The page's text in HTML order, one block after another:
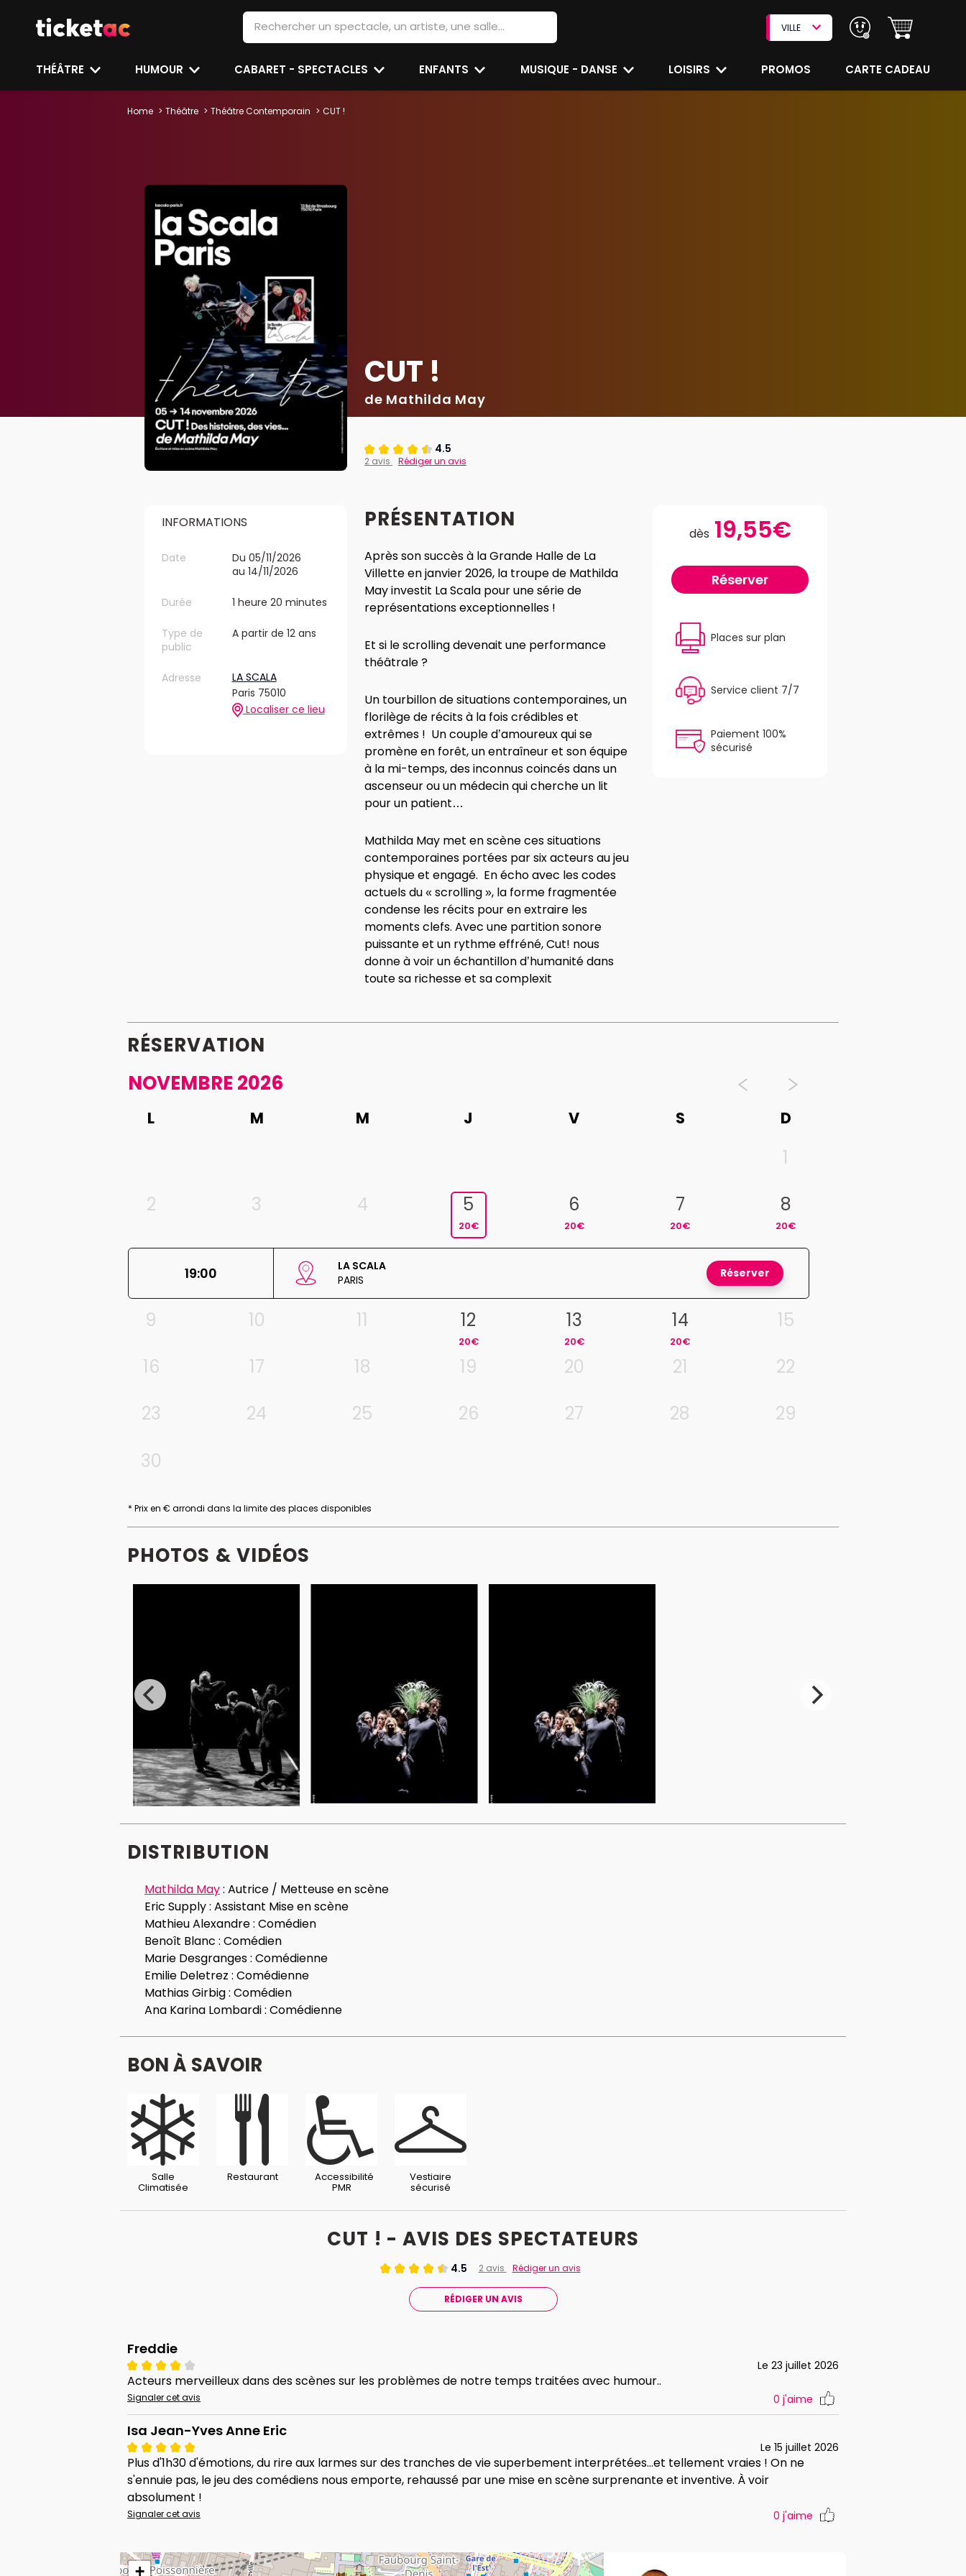
VILLE
THÉÂTRE HUMOUR CABARET - SPECTACLES ENFANTS MUSIQUE - DANSE LOISIRS PROMOS CARTE CADEAU
Home Théâtre Théâtre Contemporain CUT !
CUT !
de Mathilda May
4.5
2 avis Rédiger un avis
INFORMATIONS
Date
Du 05/11/2026
au 14/11/2026
Durée 1 heure 20 minutes
Type de
public
A partir de 12 ans
Adresse
LA SCALA
Paris 75010
Localiser ce lieu
PRÉSENTATION
Après son succès à la Grande Halle de La
Villette en janvier 2026, la troupe de Mathilda
May investit La Scala pour une série de
représentations exceptionnelles !
Et si le scrolling devenait une performance
théâtrale ?
Un tourbillon de situations contemporaines, un
florilège de récits à la fois crédibles et
extrêmes ! Un couple d’amoureux qui se
promène en forêt, un entraîneur et son équipe
à la mi-temps, des inconnus coincés dans un
ascenseur ou un médecin qui cherche un lit
pour un patient…
Mathilda May met en scène ces situations
contemporaines portées par six acteurs au jeu
physique et engagé. En écho avec les codes
actuels du « scrolling », la forme fragmentée
condense les récits pour en extraire les
moments clefs. Avec une partition sonore
puissante et un rythme effréné, Cut! nous
donne à voir un échantillon d’humanité dans
toute sa richesse et sa complexit
dès 19,55€
Réserver
Places sur plan
Service client 7/7
Paiement 100%
sécurisé
RÉSERVATION
NOVEMBRE 2026
L M M J V S D
1
2
3 4 5
20€
6
20€
7
20€
8
20€
19:00
LA SCALA
PARIS
Réserver
9 10 11 12
20€
13
20€
14
20€
15
16
17 18 19 20 21
22
23
24 25 26 27 28
29
30
* Prix en € arrondi dans la limite des places disponibles
PHOTOS & VIDÉOS
DISTRIBUTION
Mathilda May: Autrice / Metteuse en scène
Eric Supply : Assistant Mise en scène
Mathieu Alexandre : Comédien
Benoît Blanc : Comédien
Marie Desgranges : Comédienne
Emilie Deletrez : Comédienne
Mathias Girbig : Comédien
Ana Karina Lombardi : Comédienne
BON À SAVOIR
Salle
Climatisée
Restaurant Accessibilité
PMR
Vestiaire
sécurisé
CUT ! - AVIS DES SPECTATEURS
4.5 2 avis Rédiger un avis
RÉDIGER UN AVIS
Freddie
Le 23 juillet 2026
Acteurs merveilleux dans des scènes sur les problèmes de notre temps traitées avec humour..
Signaler cet avis 0 j'aime
Isa Jean-Yves Anne Eric
Le 15 juillet 2026
Plus d'1h30 d'émotions, du rire aux larmes sur des tranches de vie superbement interprétées...et tellement vraies ! On ne
s'ennuie pas, le jeu des comédiens nous emporte, rehaussé par une mise en scène surprenante et inventive. À voir
absolument !
Signaler cet avis 0 j'aime
+